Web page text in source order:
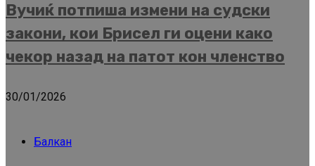
Вучиќ потпиша измени на судски
закони, кои Брисел ги оцени како
чекор назад на патот кон членство
30/01/2026
Балкан